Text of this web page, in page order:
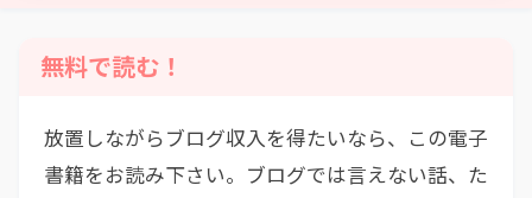
無料で読む！
放置しながらブログ収入を得たいなら、この電子
書籍をお読み下さい。ブログでは言えない話、た